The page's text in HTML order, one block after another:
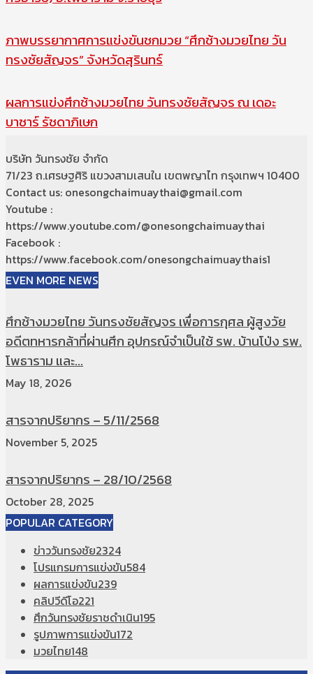
ภาพบรรยากาศการแข่งขันชกมวย “ศึกช้างมวยไทย วัน
ทรงชัยสัญจร” จังหวัดสุรินทร์
ผลการแข่งศึกช้างมวยไทย วันทรงชัยสัญจร ณ เดอะ
บาซาร์ รัชดาภิเษก
บริษัท วันทรงชัย จำกัด
71/23 ถ.เศรษฐศิริ แขวงสามเสนใน เขตพญาไท กรุงเทพฯ 10400
Contact us: onesongchaimuaythai@gmail.com
Youtube :
https://www.youtube.com/@onesongchaimuaythai
Facebook :
https://www.facebook.com/onesongchaimuaythais1
EVEN MORE NEWS
ศึกช้างมวยไทย วันทรงชัยสัญจร เพื่อการกุศล ผู้สูงวัย
อดีตทหารกล้าที่ผ่านศึก อุปกรณ์จำเป็นใช้ รพ. บ้านโป่ง รพ.
โพธาราม และ...
May 18, 2026
สารจากปริยากร – 5/11/2568
November 5, 2025
สารจากปริยากร – 28/10/2568
October 28, 2025
POPULAR CATEGORY
ข่าววันทรงชัย2324
โปรแกรมการแข่งขัน584
ผลการแข่งขัน239
คลิปวีดีโอ221
ศึกวันทรงชัยราชดำเนิน195
รูปภาพการแข่งขัน172
มวยไทย148